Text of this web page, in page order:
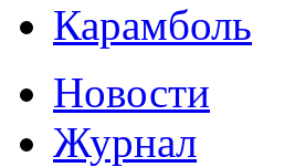
Карамболь
Новости
Журнал